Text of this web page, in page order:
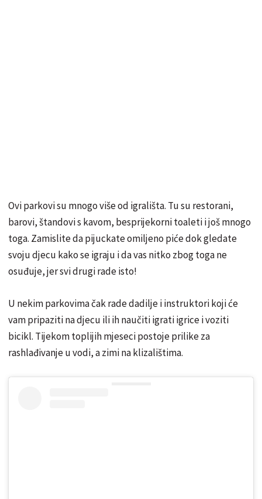
Ovi parkovi su mnogo više od igrališta. Tu su restorani,
barovi, štandovi s kavom, besprijekorni toaleti i još mnogo
toga. Zamislite da pijuckate omiljeno piće dok gledate
svoju djecu kako se igraju i da vas nitko zbog toga ne
osuđuje, jer svi drugi rade isto!
U nekim parkovima čak rade dadilje i instruktori koji će
vam pripaziti na djecu ili ih naučiti igrati igrice i voziti
bicikl. Tijekom toplijih mjeseci postoje prilike za
rashlađivanje u vodi, a zimi na klizalištima.